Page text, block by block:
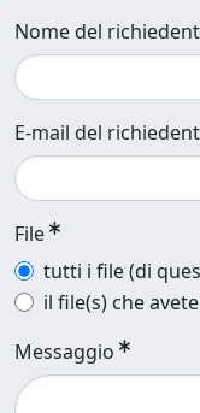
Nome del
E-mail del
File
tutti i file (di
il file(s) che
Messaggio